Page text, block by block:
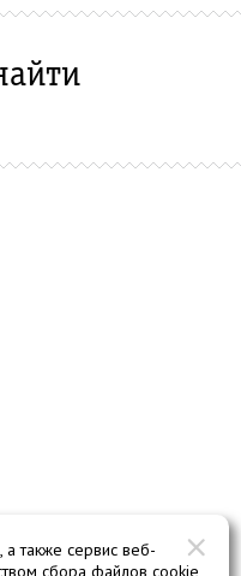
а также сервис веб-
сбора файлов cookie